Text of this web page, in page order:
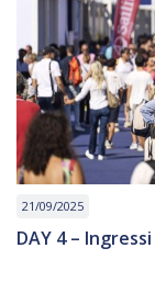
21/09/2025
DAY 4 –